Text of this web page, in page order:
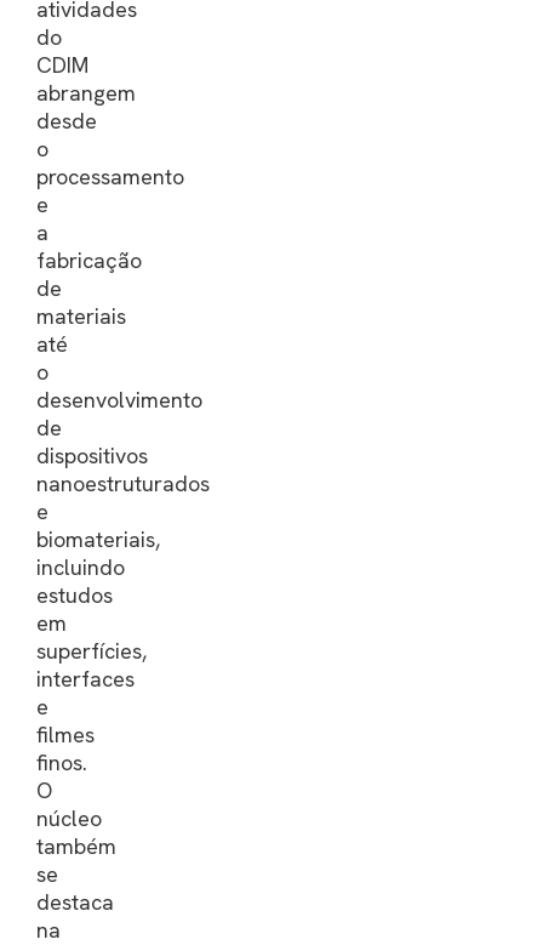
atividades
do
CDIM
abrangem
desde
o
processamento
e
a
fabricação
de
materiais
até
o
desenvolvimento
de
dispositivos
nanoestruturados
e
biomateriais,
incluindo
estudos
em
superfícies,
interfaces
e
filmes
finos.
O
núcleo
também
se
destaca
na